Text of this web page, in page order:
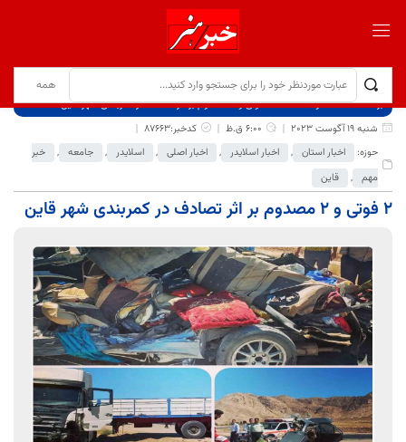
برگ نخست نوشته‌ها
۲ فوتی و ۲ مصدوم بر اثر تصادف در کمربندی شهر قاین
شنبه 19 آگوست 2023
6:00 ق.ظ
کدخبر:87663
حوزه:
اخبار استان , اخبار اسلایدر , اخبار اصلی , اسلایدر , جامعه ,
خبر
مهم , قاین
۲ فوتی و ۲ مصدوم بر اثر تصادف در کمربندی شهر قاین